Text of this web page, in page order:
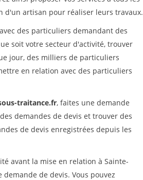
d'un artisan pour réaliser leurs travaux.
des particuliers demandant des
soit votre secteur d'activité, trouver
jour, des milliers de particuliers
en relation avec des particuliers
traitance.fr, faites une demande
demandes de devis et trouver des
de devis enregistrées depuis les
avant la mise en relation à Sainte-
de devis. Vous pouvez